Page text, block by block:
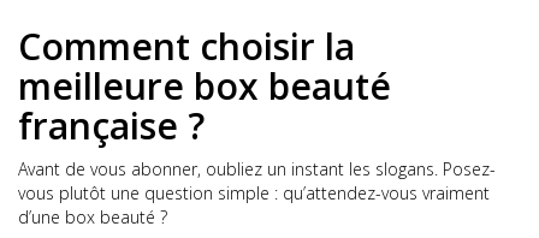
Comment choisir la
meilleure box beauté
française ?
Avant de vous abonner, oubliez un instant les slogans. Posez-
vous plutôt une question simple : qu’attendez-vous vraiment
d’une box beauté ?